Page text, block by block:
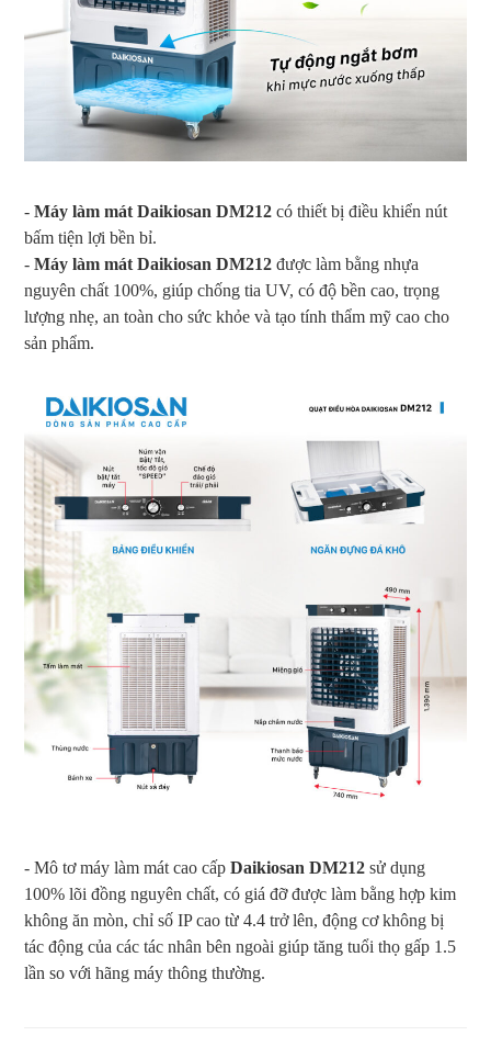
- Máy làm mát Daikiosan DM212 có thiết bị điều khiển nút
bấm tiện lợi bền bỉ.
- Máy làm mát Daikiosan DM212 được làm bằng nhựa
nguyên chất 100%, giúp chống tia UV, có độ bền cao, trọng
lượng nhẹ, an toàn cho sức khỏe và tạo tính thẩm mỹ cao cho
sản phẩm.
- Mô tơ máy làm mát cao cấp Daikiosan DM212 sử dụng
100% lõi đồng nguyên chất, có giá đỡ được làm bằng hợp kim
không ăn mòn, chỉ số IP cao từ 4.4 trở lên, động cơ không bị
tác động của các tác nhân bên ngoài giúp tăng tuổi thọ gấp 1.5
lần so với hãng máy thông thường.